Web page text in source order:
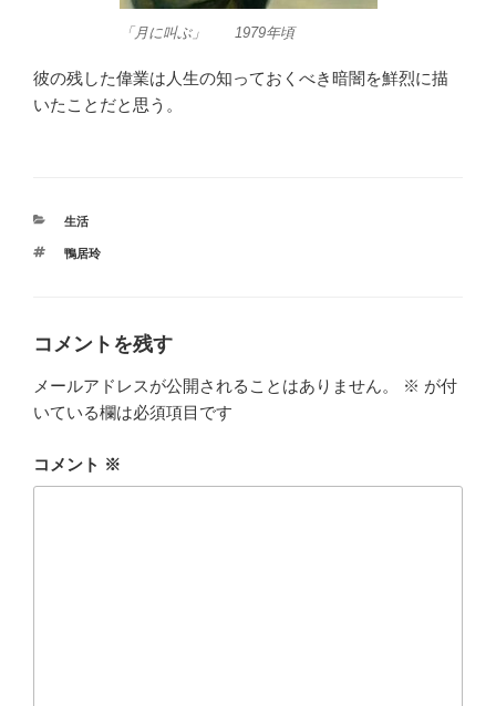
「月に叫ぶ」 1979年頃
彼の残した偉業は人生の知っておくべき暗闇を鮮烈に描
いたことだと思う。
カ
ゴ
生活
タ
鴨居玲
コメントを残す
メールアドレスが公開されることはありません。 ※ が付
いている欄は必須項目です
コメント ※